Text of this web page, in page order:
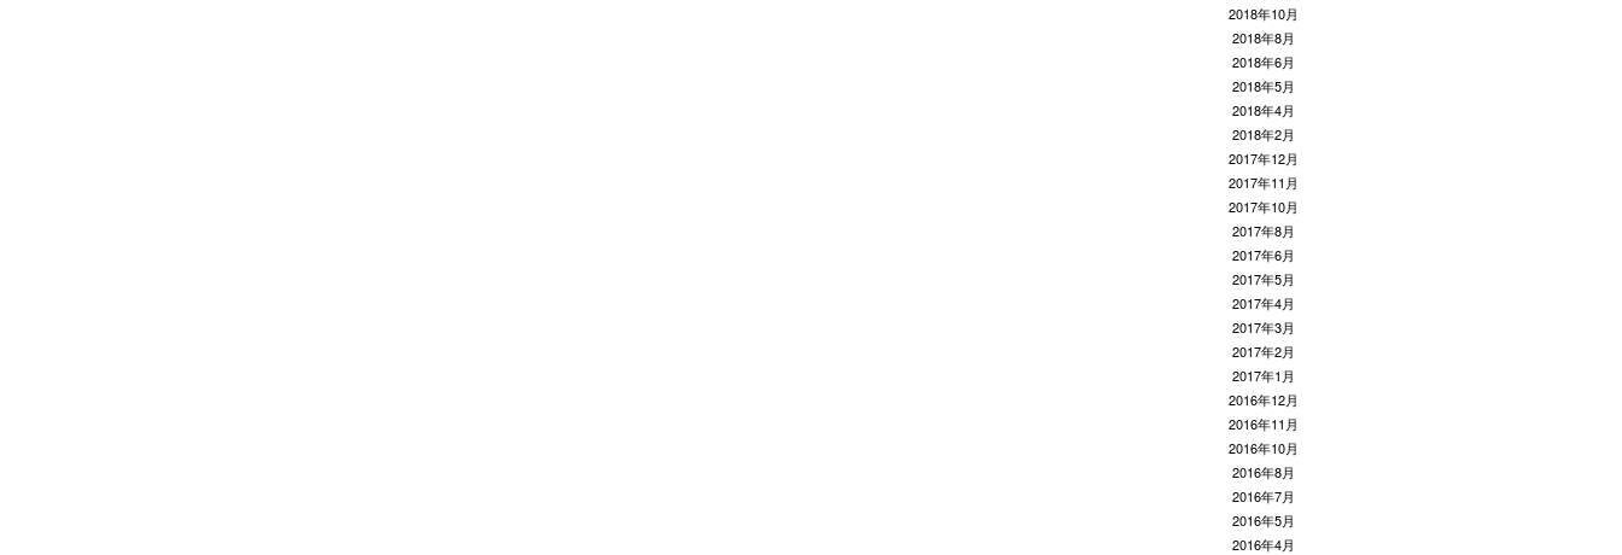
2018年10月
2018年8月
2018年6月
2018年5月
2018年4月
2018年2月
2017年12月
2017年11月
2017年10月
2017年8月
2017年6月
2017年5月
2017年4月
2017年3月
2017年2月
2017年1月
2016年12月
2016年11月
2016年10月
2016年8月
2016年7月
2016年5月
2016年4月